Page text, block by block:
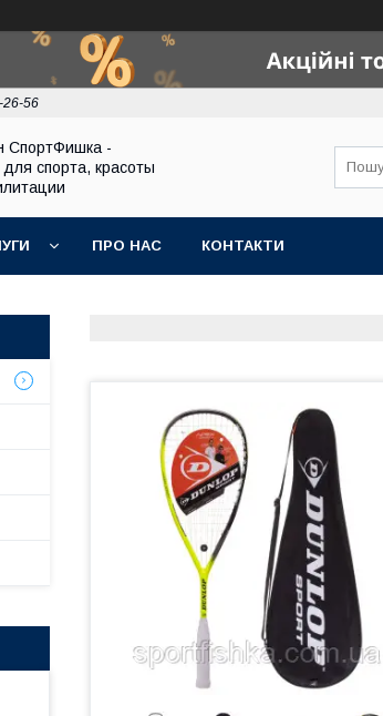
26-56
СпортФишка -
спорта, красоты
ПРО НАС КОНТАКТИ